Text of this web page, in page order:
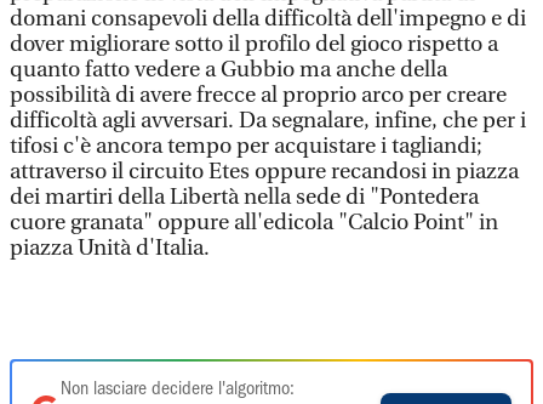
domani consapevoli della difficoltà dell'impegno e di
dover migliorare sotto il profilo del gioco rispetto a
quanto fatto vedere a Gubbio ma anche della
possibilità di avere frecce al proprio arco per creare
difficoltà agli avversari. Da segnalare, infine, che per i
tifosi c'è ancora tempo per acquistare i tagliandi;
attraverso il circuito Etes oppure recandosi in piazza
dei martiri della Libertà nella sede di "Pontedera
cuore granata" oppure all'edicola "Calcio Point" in
piazza Unità d'Italia.
Non lasciare decidere l'algoritmo: